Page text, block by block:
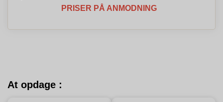
PRISER PÅ ANMODNING
At opdage :